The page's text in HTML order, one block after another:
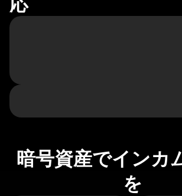
暗号資産でインカ
を